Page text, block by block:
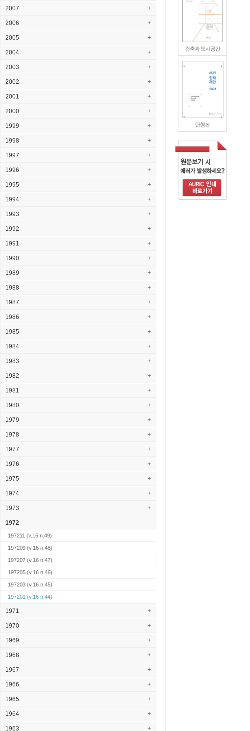
건축과 도시공간
단행본
2007 +
2006 +
2005 +
2004 +
2003 +
2002 +
2001 +
2000 +
1999 +
1998 +
1997 +
1996 +
1995 +
1994 +
1993 +
1992 +
1991 +
1990 +
1989 +
1988 +
1987 +
1986 +
1985 +
1984 +
1983 +
1982 +
1981 +
1980 +
1979 +
1978 +
1977 +
1976 +
1975 +
1974 +
1973 +
1972 -
197211 (v.16 n.49)
197209 (v.16 n.48)
197207 (v.16 n.47)
197205 (v.16 n.46)
197203 (v.16 n.45)
197201 (v.16 n.44)
1971 +
1970 +
1969 +
1968 +
1967 +
1966 +
1965 +
1964 +
1963 +